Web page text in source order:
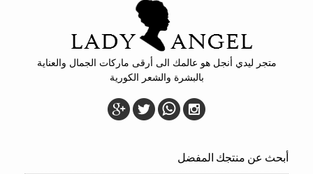
متجر ليدي أنجل هو عالمك الى أرقى ماركات الجمال والعناية
بالبشرة والشعر الكورية
أبحث عن منتجك المفضل